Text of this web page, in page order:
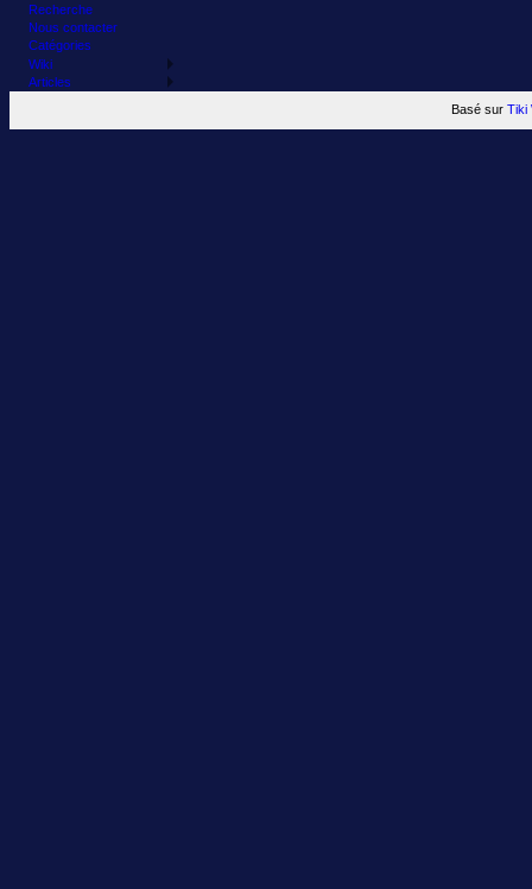
Recherche
Nous contacter
Catégories
Wiki
Articles
Basé sur Tiki